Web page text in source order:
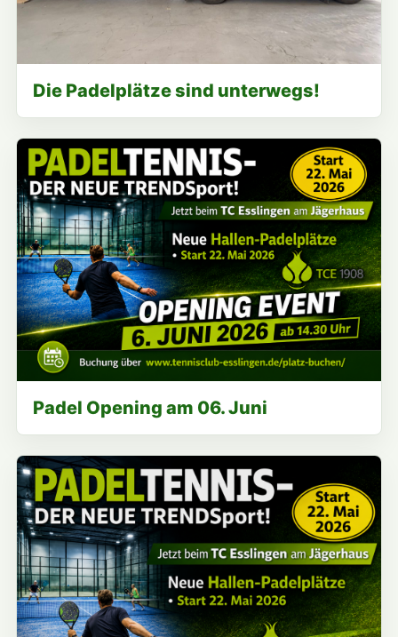
Die Padelplätze sind unterwegs!
Padel Opening am 06. Juni